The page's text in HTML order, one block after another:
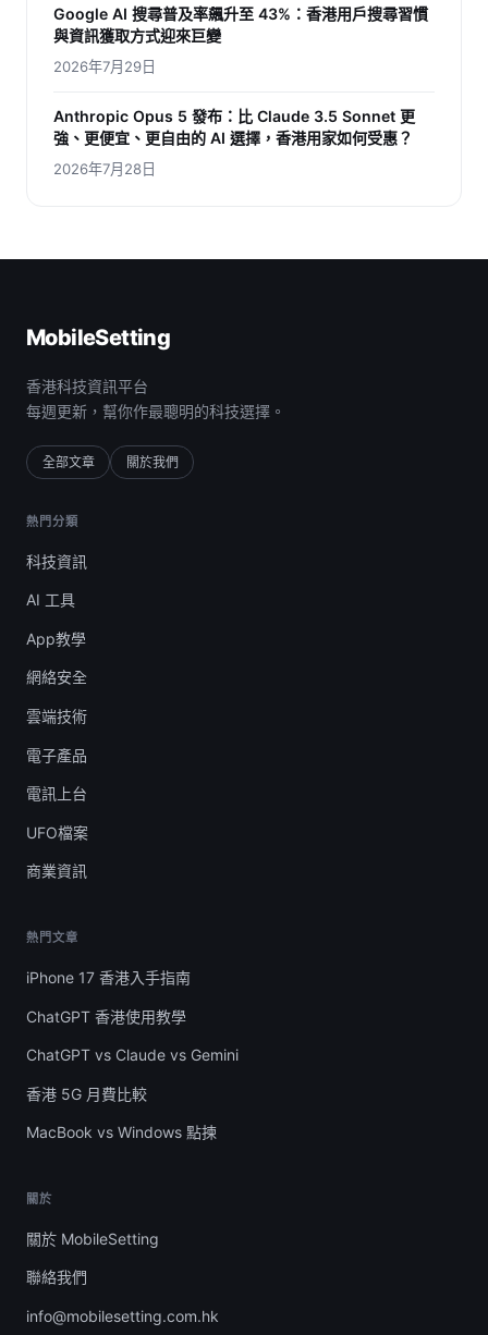
Google AI 搜尋普及率飆升至 43%：香港用戶搜尋習慣
與資訊獲取方式迎來巨變
2026年7月29日
Anthropic Opus 5 發布：比 Claude 3.5 Sonnet 更
強、更便宜、更自由的 AI 選擇，香港用家如何受惠？
2026年7月28日
MobileSetting
香港科技資訊平台
每週更新，幫你作最聰明的科技選擇。
全部文章 關於我們
熱門分類
科技資訊
AI 工具
App教學
網絡安全
雲端技術
電子產品
電訊上台
UFO檔案
商業資訊
熱門文章
iPhone 17 香港入手指南
ChatGPT 香港使用教學
ChatGPT vs Claude vs Gemini
香港 5G 月費比較
MacBook vs Windows 點揀
關於
關於 MobileSetting
聯絡我們
info@mobilesetting.com.hk